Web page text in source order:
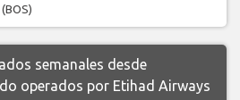
(BOS)
semanales desde
operados por Etihad Airways